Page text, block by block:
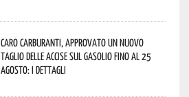
Caro carburanti, approvato un nuovo
taglio delle accise sul gasolio fino al 25
agosto: i dettagli